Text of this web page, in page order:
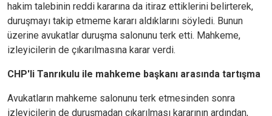
hakim talebinin reddi kararına da itiraz ettiklerini belirterek,
duruşmayı takip etmeme kararı aldıklarını söyledi. Bunun
üzerine avukatlar duruşma salonunu terk etti. Mahkeme,
izleyicilerin de çıkarılmasına karar verdi.
CHP'li Tanrıkulu ile mahkeme başkanı arasında tartışma
Avukatların mahkeme salonunu terk etmesinden sonra
izleyicilerin de duruşmadan çıkarılması kararının ardından,